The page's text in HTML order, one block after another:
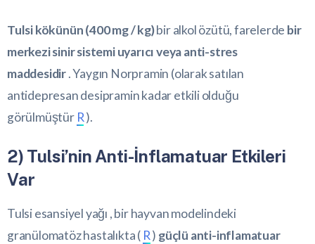
Tulsi kökünün (400 mg / kg)bir alkol özütü, farelerde bir
merkezi sinir sistemi uyarıcı veya anti-stres
maddesidir. Yaygın Norpramin (olarak satılan
antidepresan desipramin kadar etkili olduğu
görülmüştür R).
2) Tulsi’nin Anti-İnflamatuar Etkileri
Var
Tulsi esansiyel yağı , bir hayvan modelindeki
granülomatöz hastalıkta ( R) güçlü anti-inflamatuar